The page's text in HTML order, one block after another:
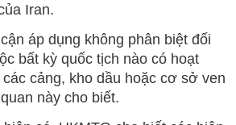
Iran.
áp dụng không phân biệt đối
bất kỳ quốc tịch nào có hoạt
cảng, kho dầu hoặc cơ sở ven
này cho biết.